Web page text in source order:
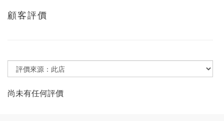
顧客評價
尚未有任何評價